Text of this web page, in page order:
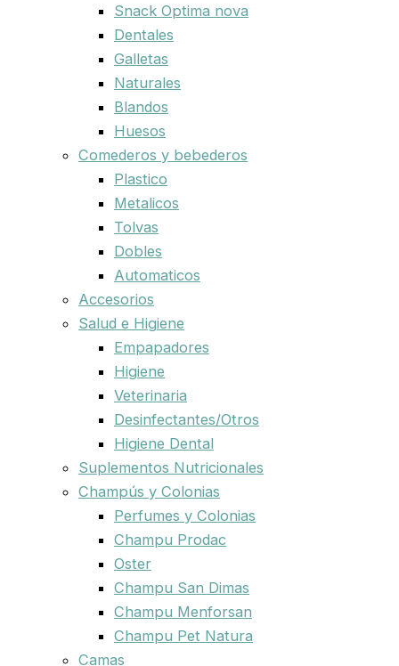
Snack Optima nova
Dentales
Galletas
Naturales
Blandos
Huesos
Comederos y bebederos
Plastico
Metalicos
Tolvas
Dobles
Automaticos
Accesorios
Salud e Higiene
Empapadores
Higiene
Veterinaria
Desinfectantes/Otros
Higiene Dental
Suplementos Nutricionales
Champús y Colonias
Perfumes y Colonias
Champu Prodac
Oster
Champu San Dimas
Champu Menforsan
Champu Pet Natura
Camas